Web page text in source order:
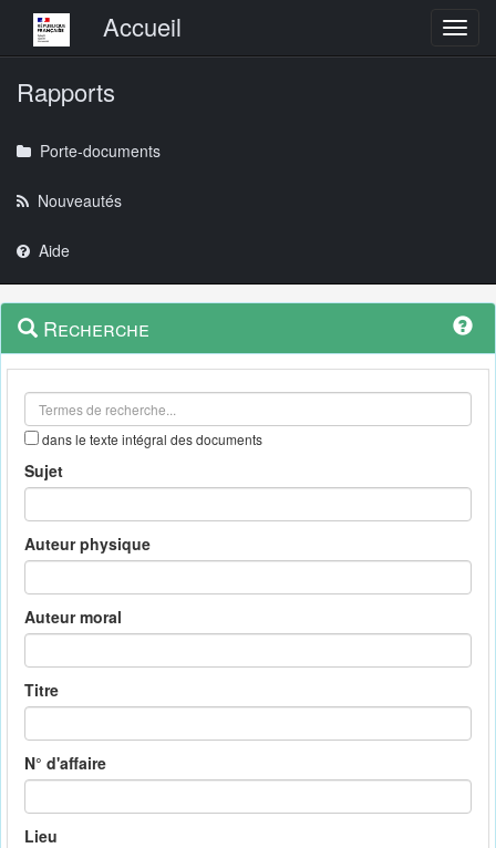
Menu principalAccueil
Rapports
Porte-documents
Nouveautés
Aide
Navigation
outils
Menu
contextuel
Recherche
dans le texte intégral des documents
Sujet
Auteur physique
Auteur moral
Titre
N° d'affaire
Lieu